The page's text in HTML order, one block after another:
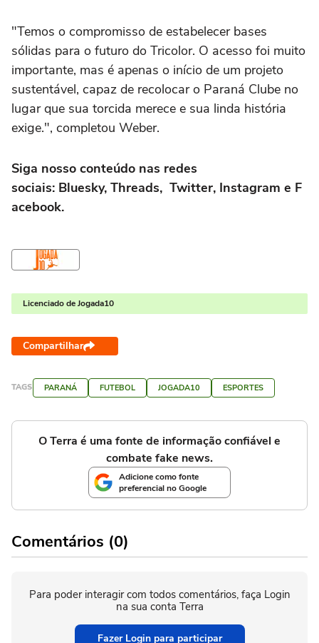
"Temos o compromisso de estabelecer bases
sólidas para o futuro do Tricolor. O acesso foi muito
importante, mas é apenas o início de um projeto
sustentável, capaz de recolocar o Paraná Clube no
lugar que sua torcida merece e sua linda história
exige.", completou Weber.
Siga nosso conteúdo nas redes
sociais: Bluesky, Threads, Twitter, Instagram e F
acebook.
Licenciado de Jogada10
Compartilhar
TAGS PARANÁ FUTEBOL JOGADA10 ESPORTES
O Terra é uma fonte de informação confiável e
combate fake news.
Adicione como fonte
preferencial no Google
Comentários (0)
Para poder interagir com todos comentários, faça Login
na sua conta Terra
Fazer Login para participar